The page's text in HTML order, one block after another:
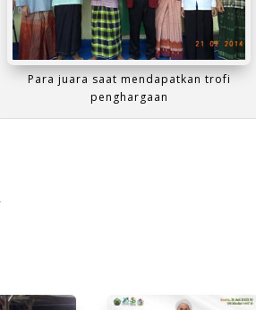
Para juara saat mendapatkan trofi
penghargaan